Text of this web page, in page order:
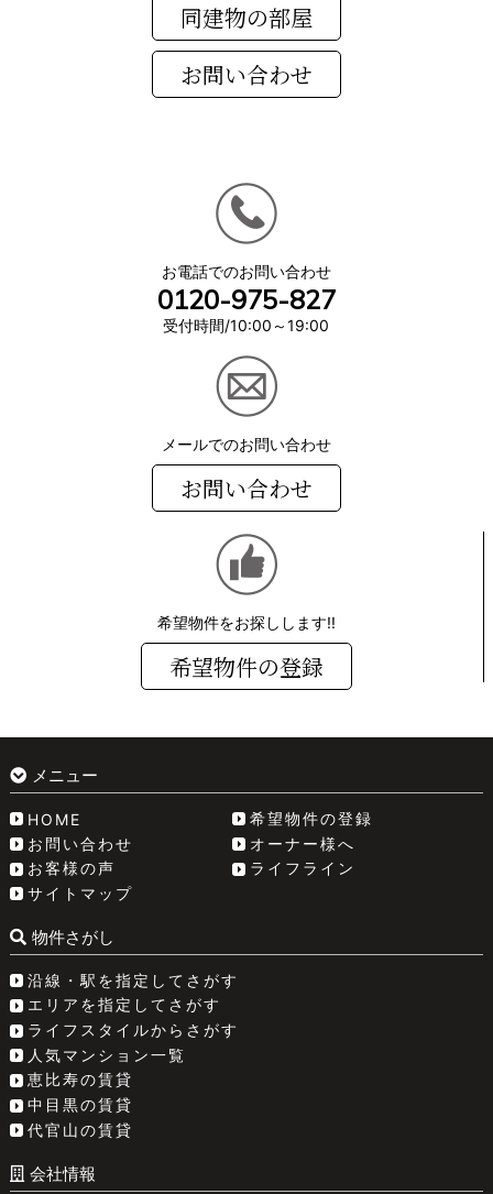
同建物の部屋
お電話でのお問い合わせ
0120-975-827
受付時間/10:00～19:00
メールでのお問い合わせ
お問い合わせ
希望物件をお探しします!!
希望物件の登録
メニュー
HOME
希望物件の登録
お問い合わせ
オーナー様へ
お客様の声
ライフライン
サイトマップ
物件さがし
沿線・駅を指定してさがす
エリアを指定してさがす
ライフスタイルからさがす
人気マンション一覧
恵比寿の賃貸
中目黒の賃貸
代官山の賃貸
会社情報